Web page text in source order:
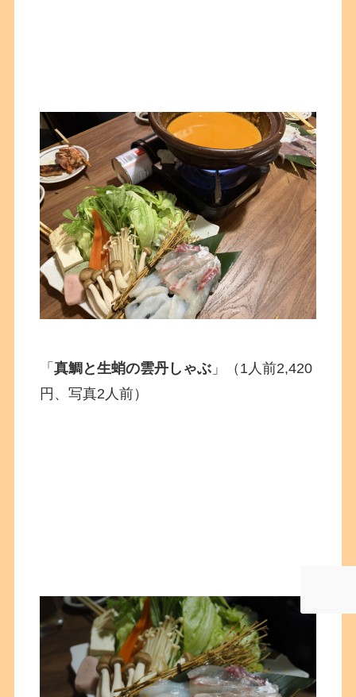
「真鯛と生蛸の雲丹しゃぶ 」（1人前2,420
円、写真2人前）